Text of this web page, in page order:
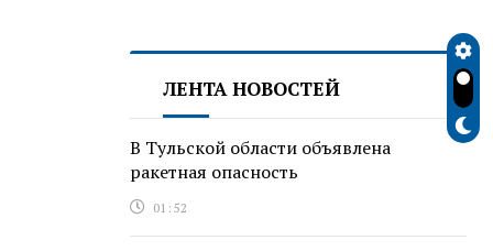
ЛЕНТА НОВОСТЕЙ
В Тульской области объявлена
ракетная опасность
01:52